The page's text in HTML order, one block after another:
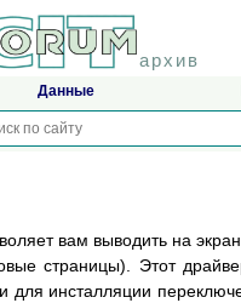
архив
Данные
вам выводить на
страницы). Этот
для инсталляции